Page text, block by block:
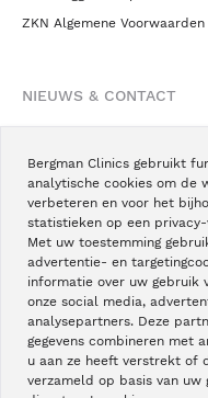
Bergman Clinics gebruikt
analytische cookies om de
verbeteren en voor het
statistieken op een
Met uw toestemming
advertentie- en
informatie over uw gebruik
onze social media,
analysepartners. Deze
gegevens combineren met
u aan ze heeft verstrekt of
verzameld op basis van uw
ZKN Algemene Voorwaarden
NIEUWS & CONTACT
Blogs
Podcast
Pressroom
Instagram
Facebook
LinkedIn
Copyright © Bergman